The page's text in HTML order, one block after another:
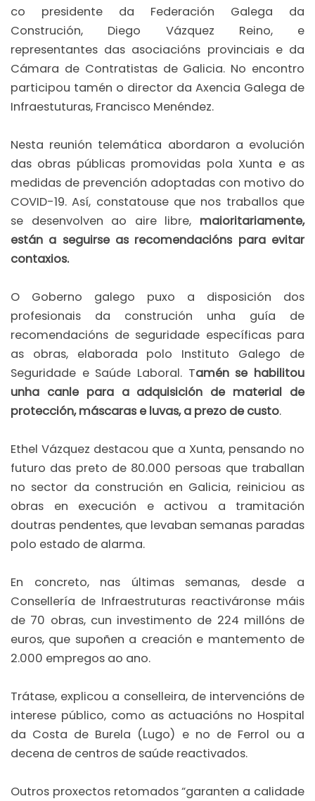
co presidente da Federación Galega da
Construción, Diego Vázquez Reino, e
representantes das asociacións provinciais e da
Cámara de Contratistas de Galicia. No encontro
participou tamén o director da Axencia Galega de
Infraestuturas, Francisco Menéndez.
Nesta reunión telemática abordaron a evolución
das obras públicas promovidas pola Xunta e as
medidas de prevención adoptadas con motivo do
COVID-19. Así, constatouse que nos traballos que
se desenvolven ao aire libre, maioritariamente,
están a seguirse as recomendacións para evitar
contaxios.
O Goberno galego puxo a disposición dos
profesionais da construción unha guía de
recomendacións de seguridade específicas para
as obras, elaborada polo Instituto Galego de
Seguridade e Saúde Laboral. Tamén se habilitou
unha canle para a adquisición de material de
protección, máscaras e luvas, a prezo de custo.
Ethel Vázquez destacou que a Xunta, pensando no
futuro das preto de 80.000 persoas que traballan
no sector da construción en Galicia, reiniciou as
obras en execución e activou a tramitación
doutras pendentes, que levaban semanas paradas
polo estado de alarma.
En concreto, nas últimas semanas, desde a
Consellería de Infraestruturas reactiváronse máis
de 70 obras, cun investimento de 224 millóns de
euros, que supoñen a creación e mantemento de
2.000 empregos ao ano.
Trátase, explicou a conselleira, de intervencións de
interese público, como as actuacións no Hospital
da Costa de Burela (Lugo) e no de Ferrol ou a
decena de centros de saúde reactivados.
Outros proxectos retomados “garanten a calidade